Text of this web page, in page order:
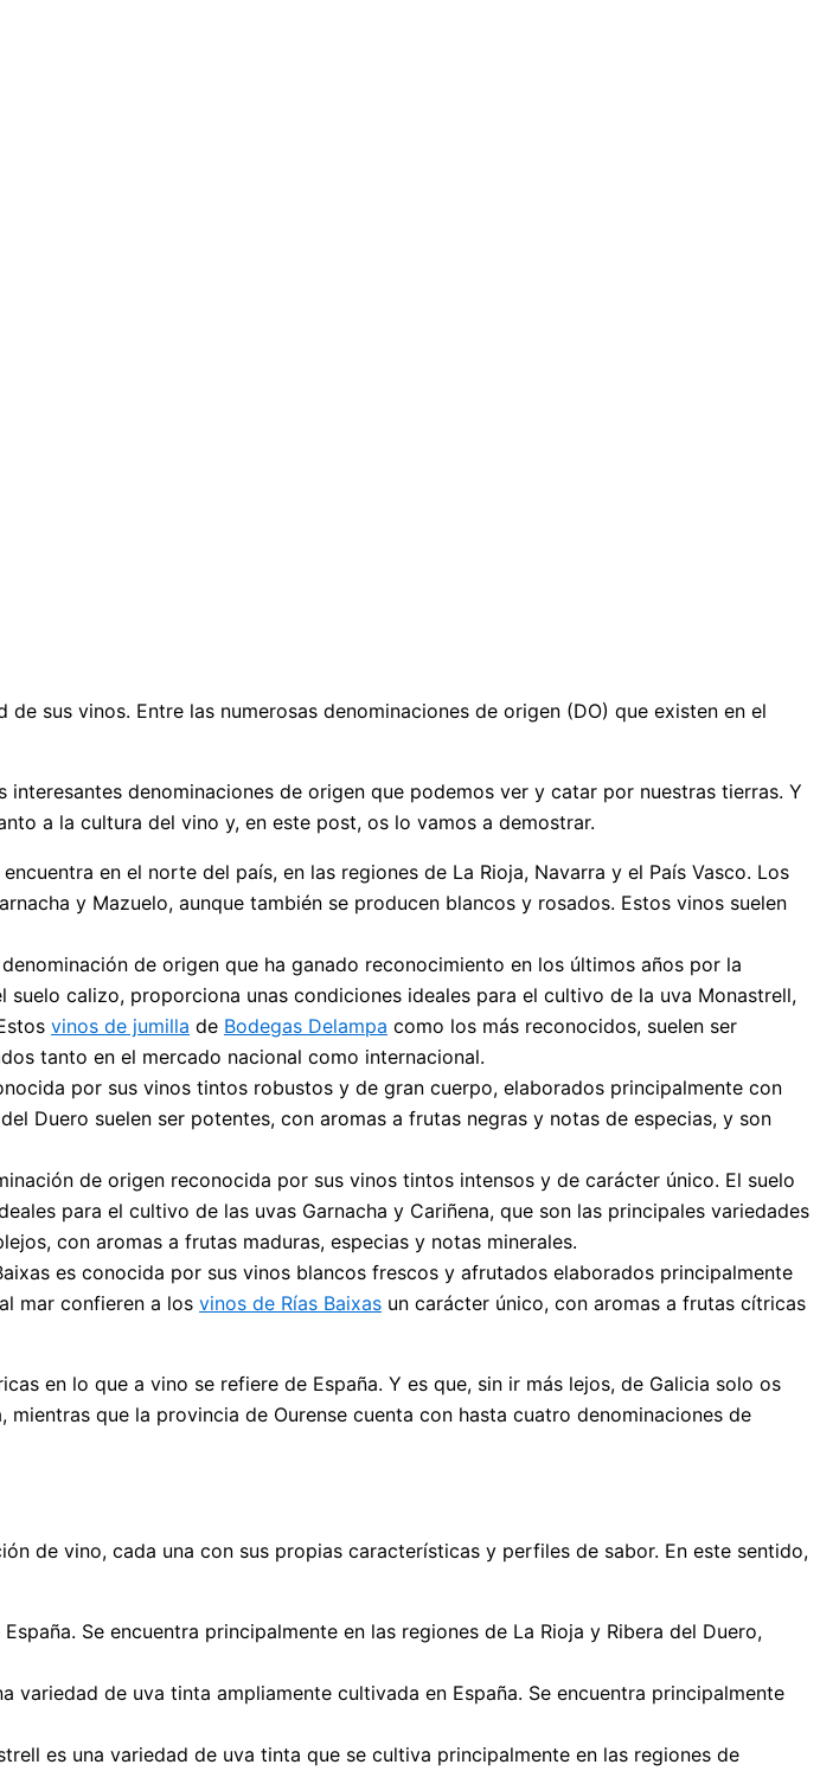
sus vinos. Entre las numerosas denominaciones de origen (DO) que existen en el
denominaciones de origen que podemos ver y catar por nuestras tierras. Y
a la cultura del vino y, en este post, os lo vamos a demostrar.
en el norte del país, en las regiones de La Rioja, Navarra y el País Vasco. Los
y Mazuelo, aunque también se producen blancos y rosados. Estos vinos suelen
de origen que ha ganado reconocimiento en los últimos años por la
calizo, proporciona unas condiciones ideales para el cultivo de la uva Monastrell,
vinos de jumilla de Bodegas Delampa como los más reconocidos, suelen ser
tanto en el mercado nacional como internacional.
por sus vinos tintos robustos y de gran cuerpo, elaborados principalmente con
Duero suelen ser potentes, con aromas a frutas negras y notas de especias, y son
de origen reconocida por sus vinos tintos intensos y de carácter único. El suelo
para el cultivo de las uvas Garnacha y Cariñena, que son las principales variedades
con aromas a frutas maduras, especias y notas minerales.
es conocida por sus vinos blancos frescos y afrutados elaborados principalmente
mar confieren a los vinos de Rías Baixas un carácter único, con aromas a frutas cítricas
en lo que a vino se refiere de España. Y es que, sin ir más lejos, de Galicia solo os
que la provincia de Ourense cuenta con hasta cuatro denominaciones de
de vino, cada una con sus propias características y perfiles de sabor. En este sentido,
Se encuentra principalmente en las regiones de La Rioja y Ribera del Duero,
variedad de uva tinta ampliamente cultivada en España. Se encuentra principalmente
es una variedad de uva tinta que se cultiva principalmente en las regiones de